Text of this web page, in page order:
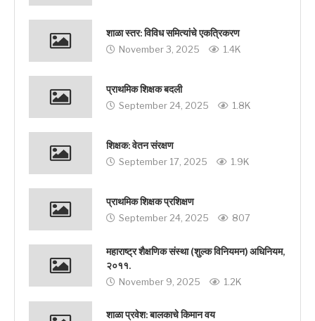
शाळा स्तर: विविध समित्यांचे एकत्रिकरण
November 3, 2025 1.4K
प्राथमिक शिक्षक बदली
September 24, 2025 1.8K
शिक्षक: वेतन संरक्षण
September 17, 2025 1.9K
प्राथमिक शिक्षक प्रशिक्षण
September 24, 2025 807
महाराष्ट्र शैक्षणिक संस्था (शुल्क विनियमन) अधिनियम,
२०११.
November 9, 2025 1.2K
शाळा प्रवेश: बालकाचे किमान वय